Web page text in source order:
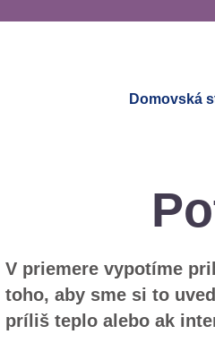
Domovská
V priemere vypotíme
toho, aby sme si to
príliš teplo alebo ak